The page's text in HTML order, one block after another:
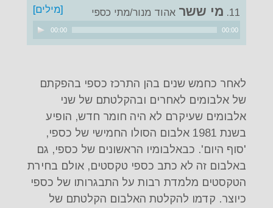
11. מי ששר אהוד מנור/מתי כספי
[מילים]
נגן
אודיו
00:00 00:00
לאחר כחמש שנים בהן התרכז כספי בהפקתם
של אלבומים לאחרים ובהקלטתם של שני
אלבומים שעיקרם לא היה חומר חדש, הופיע
בשנת 1981 אלבום הסולו החמישי של כספי,
'סוף היום'. כבאלבומיו הראשונים של כספי, גם
באלבום זה לא כתב כספי טקסטים, אולם בחירת
הטקסטים מלמדת רבות על התבגרותו של כספי
כיוצר. קדמו להקלטת האלבום הקלטתם של